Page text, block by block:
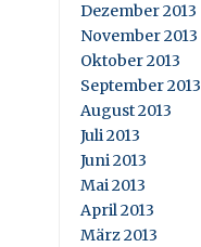
Dezember 2013
November 2013
Oktober 2013
September 2013
August 2013
Juli 2013
Juni 2013
Mai 2013
April 2013
März 2013